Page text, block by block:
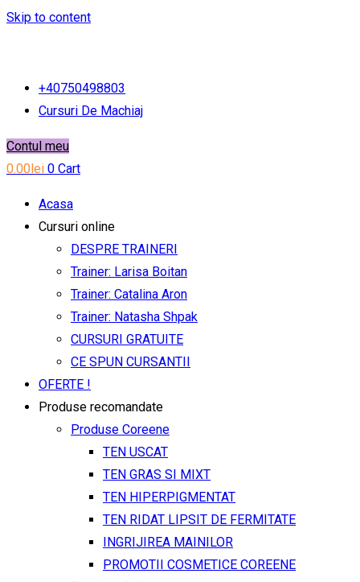
Skip to content
+40750498803
Cursuri De Machiaj
Contul meu
0.00lei 0 Cart
Acasa
Cursuri online
DESPRE TRAINERI
Trainer: Larisa Boitan
Trainer: Catalina Aron
Trainer: Natasha Shpak
CURSURI GRATUITE
CE SPUN CURSANTII
OFERTE !
Produse recomandate
Produse Coreene
TEN USCAT
TEN GRAS SI MIXT
TEN HIPERPIGMENTAT
TEN RIDAT LIPSIT DE FERMITATE
INGRIJIREA MAINILOR
PROMOTII COSMETICE COREENE